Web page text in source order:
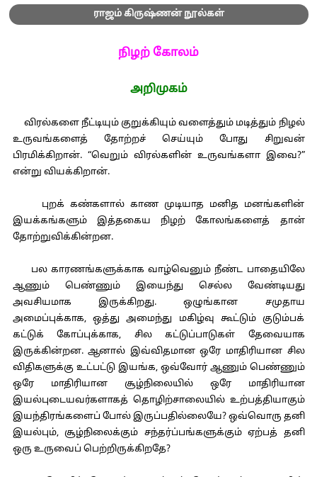
ராஜம் கிருஷ்ணன் நூல்கள்
நிழற் கோலம்
அறிமுகம்
விரல்களை நீட்டியும் குறுக்கியும் வளைத்தும் மடித்தும் நிழல்
உருவங்களைத் தோற்றச் செய்யும் போது சிறுவன்
பிரமிக்கிறான். “வெறும் விரல்களின் உருவங்களா இவை?”
என்று வியக்கிறான்.
புறக் கண்களால் காண முடியாத மனித மனங்களின்
இயக்கங்களும் இத்தகைய நிழற் கோலங்களைத் தான்
தோற்றுவிக்கின்றன.
பல காரணங்களுக்காக வாழ்வெனும் நீண்ட பாதையிலே
ஆணும் பெண்ணும் இயைந்து செல்ல வேண்டியது
அவசியமாக இருக்கிறது. ஒழுங்கான சமுதாய
அமைப்புக்காக, ஒத்து அமைந்து மகிழ்வு கூட்டும் குடும்பக்
கட்டுக் கோப்புக்காக, சில கட்டுப்பாடுகள் தேவையாக
இருக்கின்றன. ஆனால் இவ்விதமான ஒரே மாதிரியான சில
விதிகளுக்கு உட்பட்டு இயங்க, ஒவ்வோர் ஆணும் பெண்ணும்
ஒரே மாதிரியான சூழ்நிலையில் ஒரே மாதிரியான
இயல்புடையவர்களாகத் தொழிற்சாலையில் உற்பத்தியாகும்
இயந்திரங்களைப் போல் இருப்பதில்லையே? ஒவ்வொரு தனி
இயல்பும், சூழ்நிலைக்கும் சந்தர்ப்பங்களுக்கும் ஏற்பத் தனி
ஒரு உருவைப் பெற்றிருக்கிறதே?